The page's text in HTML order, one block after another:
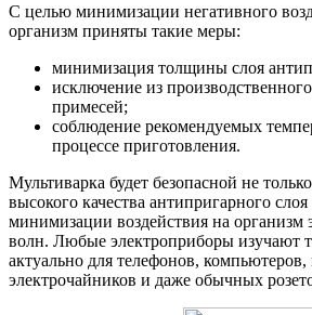
С целью минимизации негативного
организм приняты такие меры:
минимизация толщины слоя
исключение из
примесей;
соблюдение рекомендуемых
процессе приготовления.
Мультиварка будет безопасной не
высокого качества антипригарного
минимизации воздействия на организм
волн. Любые электроприборы изучают
актуально для телефонов,
электрочайников и даже обычных